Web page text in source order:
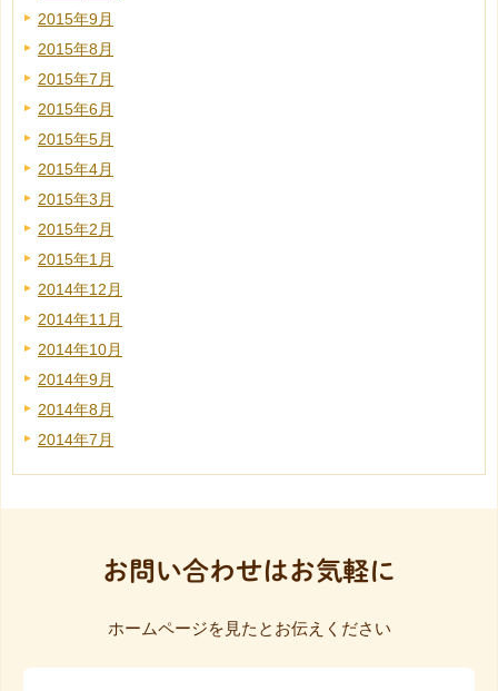
2015年9月
2015年8月
2015年7月
2015年6月
2015年5月
2015年4月
2015年3月
2015年2月
2015年1月
2014年12月
2014年11月
2014年10月
2014年9月
2014年8月
2014年7月
お問い合わせはお気軽に
ホームページを見たとお伝えください